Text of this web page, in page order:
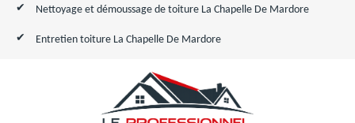
Nettoyage et démoussage de toiture La Chapelle De Mardore
Entretien toiture La Chapelle De Mardore